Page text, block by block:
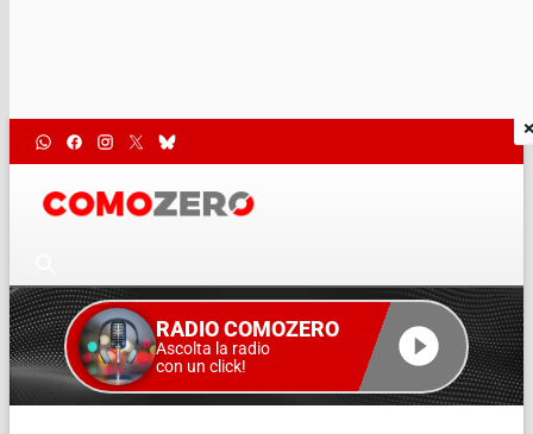
RADIO COMOZERO
Ascolta la radio
con un click!